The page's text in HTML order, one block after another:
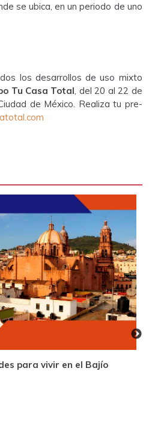
se ubica, en un periodo de uno
los desarrollos de uso mixto
Tu Casa Total, del 20 al 22 de
de México. Realiza tu pre-
para vivir en el Bajío